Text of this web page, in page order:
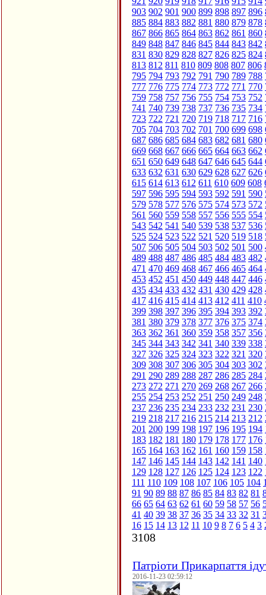
903 902 901 900 899 898 897 896
885 884 883 882 881 880 879 878
867 866 865 864 863 862 861 860
849 848 847 846 845 844 843 842
831 830 829 828 827 826 825 824
813 812 811 810 809 808 807 806
795 794 793 792 791 790 789 788
777 776 775 774 773 772 771 770
759 758 757 756 755 754 753 752
741 740 739 738 737 736 735 734
723 722 721 720 719 718 717 716
705 704 703 702 701 700 699 698
687 686 685 684 683 682 681 680
669 668 667 666 665 664 663 662
651 650 649 648 647 646 645 644
633 632 631 630 629 628 627 626
615 614 613 612 611 610 609 608
597 596 595 594 593 592 591 590
579 578 577 576 575 574 573 572
561 560 559 558 557 556 555 554
543 542 541 540 539 538 537 536
525 524 523 522 521 520 519 518
507 506 505 504 503 502 501 500
489 488 487 486 485 484 483 482
471 470 469 468 467 466 465 464
453 452 451 450 449 448 447 446
435 434 433 432 431 430 429 428
417 416 415 414 413 412 411 410
399 398 397 396 395 394 393 392
381 380 379 378 377 376 375 374
363 362 361 360 359 358 357 356
345 344 343 342 341 340 339 338
327 326 325 324 323 322 321 320
309 308 307 306 305 304 303 302
291 290 289 288 287 286 285 284
273 272 271 270 269 268 267 266
255 254 253 252 251 250 249 248
237 236 235 234 233 232 231 230
219 218 217 216 215 214 213 212
201 200 199 198 197 196 195 194
183 182 181 180 179 178 177 176
165 164 163 162 161 160 159 158
147 146 145 144 143 142 141 140
129 128 127 126 125 124 123 122
111 110 109 108 107 106 105 104
91 90 89 88 87 86 85 84 83 82 81
66 65 64 63 62 61 60 59 58 57 56
41 40 39 38 37 36 35 34 33 32 31
16 15 14 13 12 11 10 9 8 7 6 5 4 3
3108
Патріоти Прикарпаття
2016-11-23 02:59:12